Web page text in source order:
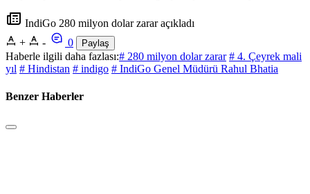
IndiGo 280 milyon dolar zarar açıkladı
+
- 0 Paylaş
Haberle ilgili daha fazlası:# 280 milyon dolar zarar # 4. Çeyrek mali
yıl # Hindistan # indigo # IndiGo Genel Müdürü Rahul Bhatia
Benzer Haberler